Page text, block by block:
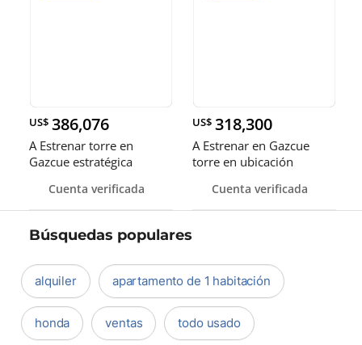
US$ 386,076
A Estrenar torre en
Gazcue estratégica
amenidades, 3hab+S
Cuenta verificada
US$ 318,300
A Estrenar en Gazcue
torre en ubicación
amenidades 2hab
Cuenta verificada
Búsquedas populares
alquiler apartamento de 1 habitación
honda ventas todo usado